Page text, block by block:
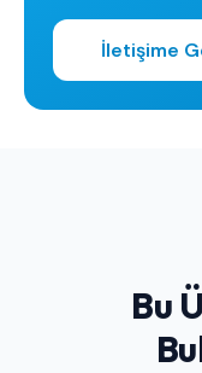
İletişime
Bu